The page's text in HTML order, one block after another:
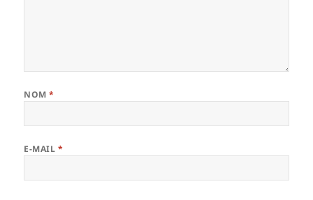
NOM*
E-MAIL *